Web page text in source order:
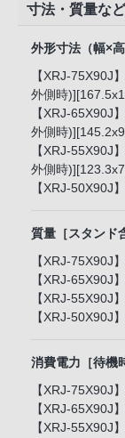
寸法・質量など
外形寸法（幅×
【XRJ-75X90J
外側時
【XRJ-65X90J
外側時
【XRJ-55X90J
外側時
【XRJ-50X90J
質量［スタンド
【XRJ-75X90J
【XRJ-65X90J
【XRJ-55X90J
【XRJ-50X90J
消費電力［待機
【XRJ-75X90J
【XRJ-65X90J
【XRJ-55X90J